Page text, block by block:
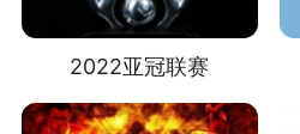
2022亚冠联赛